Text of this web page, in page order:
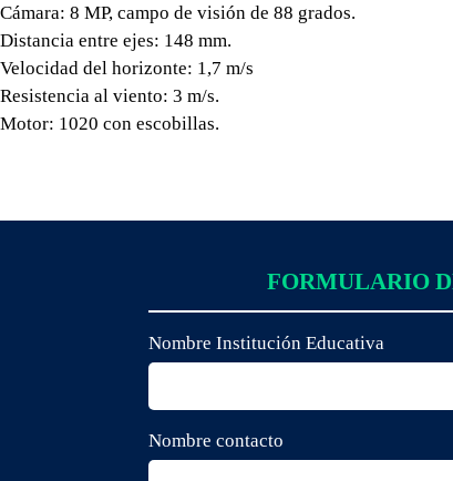
Cámara: 8 MP, campo de visión de 88 grados.
Distancia entre ejes: 148 mm.
Velocidad del horizonte: 1,7 m/s
Resistencia al viento: 3 m/s.
Motor: 1020 con escobillas.
FORMULARIO
Nombre Institución Educativa
Nombre contacto